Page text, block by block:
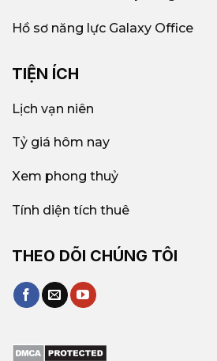
Hồ sơ năng lực Galaxy Office
TIỆN ÍCH
Lịch vạn niên
Tỷ giá hôm nay
Xem phong thuỷ
Tính diện tích thuê
THEO DÕI CHÚNG TÔI